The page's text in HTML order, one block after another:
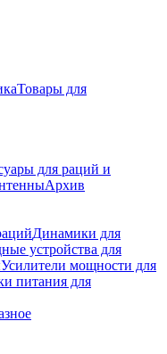
Товары для
для раций и
Архив
Динамики для
устройства для
Усилители мощности для
питания для